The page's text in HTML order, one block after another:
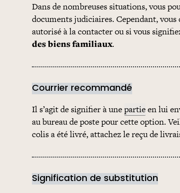
Dans de nombreuses situations, vous
documents judiciaires. Cependant, vous
autorisé à la contacter ou si vous
des biens familiaux.
Courrier recommandé
Il s’agit de signifier à unepartieen lui
au bureau de poste pour cette option.
colis a été livré, attachez le reçu de
Signification de substitution